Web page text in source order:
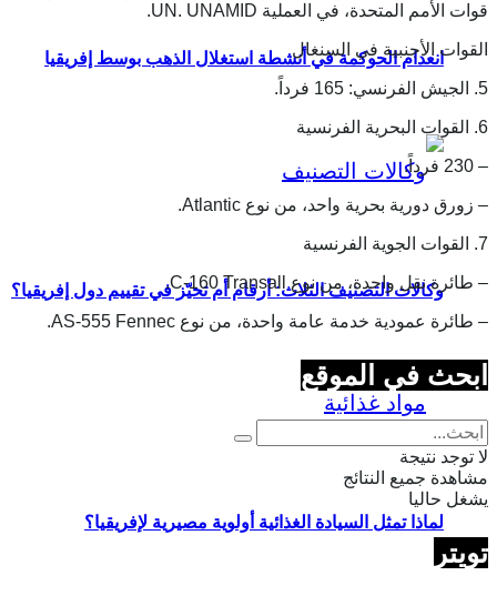
انعدام الحوكمة في أنشطة استغلال الذهب بوسط إفريقيا
وكالات التصنيف الثلاث: أرقام أم تحيّز في تقييم دول إفريقيا؟
لماذا تمثل السيادة الغذائية أولوية مصيرية لإفريقيا؟
قوات الأمم المتحدة، في العملية UN. UNAMID.
القوات الأجنبية في السنغال
5. الجيش الفرنسي: 165 فرداً.
6. القوات البحرية الفرنسية
– 230 فرداً.
– زورق دورية بحرية واحد، من نوع Atlantic.
7. القوات الجوية الفرنسية
– طائرة نقل واحدة، من نوع C-160 Transall.
– طائرة عمودية خدمة عامة واحدة، من نوع AS-555 Fennec.
ابحث في الموقع
لا توجد نتيجة
مشاهدة جميع النتائج
يشغل حاليا
تويتر